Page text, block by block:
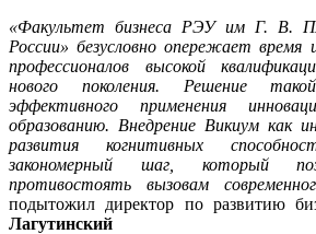
«Факультет бизнеса РЭУ им Г. В.
России» безусловно опережает
профессионалов высокой
нового поколения. Решение
эффективного применения
образованию. Внедрение Викиум как
развития когнитивных
закономерный шаг, который
противостоять вызовам
подытожил директор по развитию
Лагутинский